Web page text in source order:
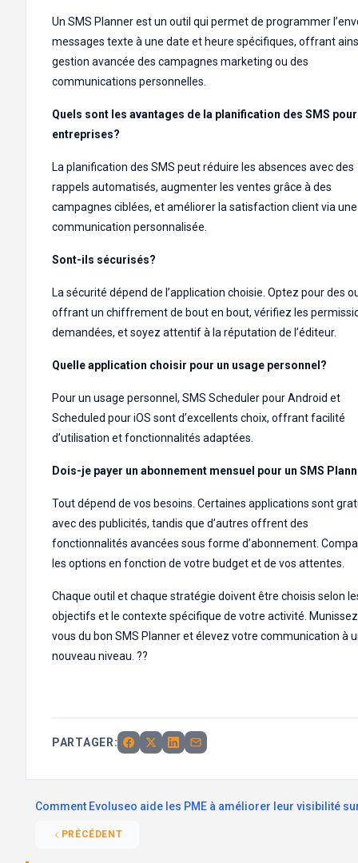
Un SMS Planner est un outil qui permet de programmer
messages texte à une date et heure spécifiques, offrant
gestion avancée des campagnes marketing ou des
communications personnelles.
Quels sont les avantages de la planification des SMS
entreprises?
La planification des SMS peut réduire les absences avec des
rappels automatisés, augmenter les ventes grâce à des
campagnes ciblées, et améliorer la satisfaction client via une
communication personnalisée.
Sont-ils sécurisés?
La sécurité dépend de l’application choisie. Optez pour des
offrant un chiffrement de bout en bout, vérifiez les
demandées, et soyez attentif à la réputation de l’éditeur.
Quelle application choisir pour un usage personnel?
Pour un usage personnel, SMS Scheduler pour Android et
Scheduled pour iOS sont d’excellents choix, offrant facilité
d’utilisation et fonctionnalités adaptées.
Dois-je payer un abonnement mensuel pour un SMS
Tout dépend de vos besoins. Certaines applications sont
avec des publicités, tandis que d’autres offrent des
fonctionnalités avancées sous forme d’abonnement.
les options en fonction de votre budget et de vos attentes.
Chaque outil et chaque stratégie doivent être choisis selon
objectifs et le contexte spécifique de votre activité.
vous du bon SMS Planner et élevez votre communication à
nouveau niveau. ??
PARTAGER:
Comment Evoluseo aide les PME à améliorer leur visibilité
PRÉCÉDENT